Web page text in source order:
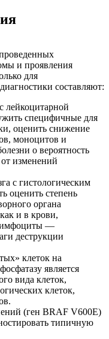
и проявления
для
составляют:
лейкоцитарной
специфичные для
оценить снижение
моноцитов и
о вероятность
изменений
с гистологическим
оценить степень
органа
и в крови,
—
деструкции
клеток на
является
вида клеток,
клеток,
(ген BRAF V600E)
типичную